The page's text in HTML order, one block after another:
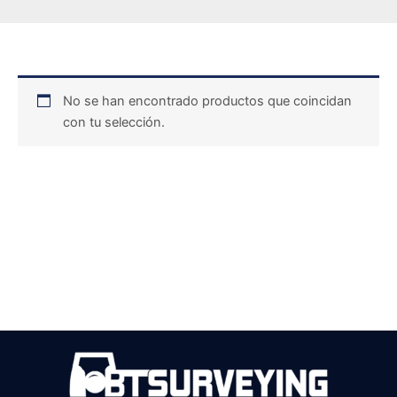
No se han encontrado productos que coincidan
con tu selección.